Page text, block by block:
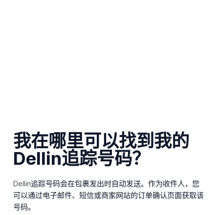
我在哪里可以找到我的
Dellin追踪号码？
Dellin追踪号码会在包裹发出时自动发送。作为收件人，您
可以通过电子邮件、短信或商家网站的订单确认页面获取该
号码。